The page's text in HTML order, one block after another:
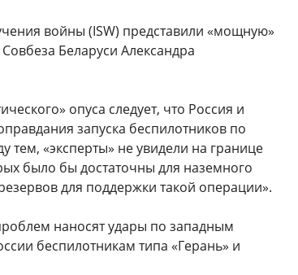
войны (ISW) представили «мощную»
Беларуси Александра
опуса следует, что Россия и
запуска беспилотников по
тем, «эксперты» не увидели на границе
было бы достаточны для наземного
для поддержки такой операции».
наносят удары по западным
беспилотникам типа «Герань» и